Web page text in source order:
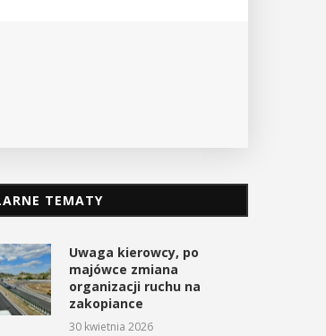
TEMATY
Uwaga kierowcy, po
majówce zmiana
organizacji ruchu na
zakopiance
30 kwietnia 2026